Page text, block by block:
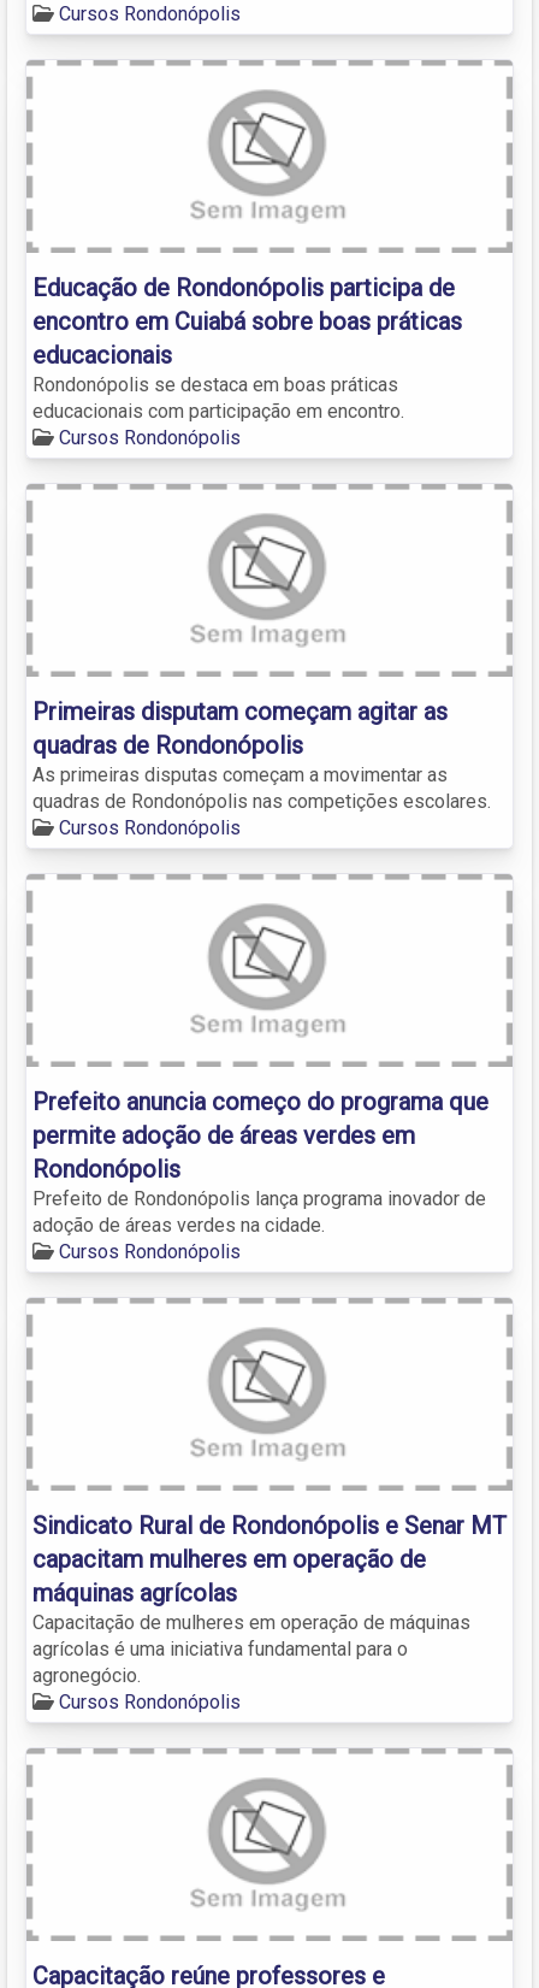
Cursos Rondonópolis
Educação de Rondonópolis participa de
encontro em Cuiabá sobre boas práticas
educacionais
Rondonópolis se destaca em boas práticas
educacionais com participação em encontro.
Cursos Rondonópolis
Primeiras disputam começam agitar as
quadras de Rondonópolis
As primeiras disputas começam a movimentar as
quadras de Rondonópolis nas competições escolares.
Cursos Rondonópolis
Prefeito anuncia começo do programa que
permite adoção de áreas verdes em
Rondonópolis
Prefeito de Rondonópolis lança programa inovador de
adoção de áreas verdes na cidade.
Cursos Rondonópolis
Sindicato Rural de Rondonópolis e Senar MT
capacitam mulheres em operação de
máquinas agrícolas
Capacitação de mulheres em operação de máquinas
agrícolas é uma iniciativa fundamental para o
agronegócio.
Cursos Rondonópolis
Capacitação reúne professores e